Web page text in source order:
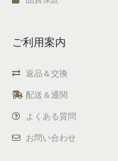
ご利用案内
返品＆交換
配送＆通関
よくある質問
お問い合わせ